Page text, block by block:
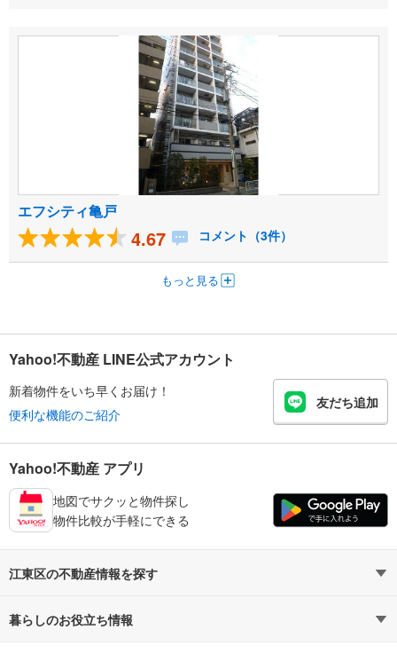
エフシティ亀戸
4.67 コメント（3件）
もっと見る
Yahoo!不動産 LINE公式アカウント
新着物件をいち早くお届け！
便利な機能のご紹介
友だち追加
Yahoo!不動産 アプリ
地図でサクッと物件探し
物件比較が手軽にできる
江東区の不動産情報を探す
不動産・住宅
暮らしのお役立ち情報